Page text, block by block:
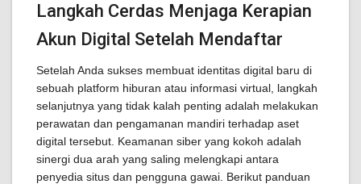
Langkah Cerdas Menjaga Kerapian
Akun Digital Setelah Mendaftar
Setelah Anda sukses membuat identitas digital baru di
sebuah platform hiburan atau informasi virtual, langkah
selanjutnya yang tidak kalah penting adalah melakukan
perawatan dan pengamanan mandiri terhadap aset
digital tersebut. Keamanan siber yang kokoh adalah
sinergi dua arah yang saling melengkapi antara
penyedia situs dan pengguna gawai. Berikut panduan